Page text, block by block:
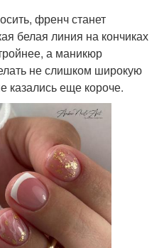
френч станет
белая линия на кончиках
а маникюр
не слишком широкую
казались еще короче.